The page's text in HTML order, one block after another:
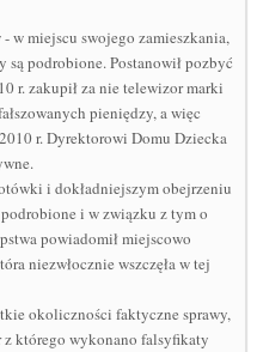
w miejscu swojego zamieszkania,
podrobione. Postanowił pozbyć
r. zakupił za nie telewizor marki
pieniędzy, a więc
r. Dyrektorowi Domu Dziecka
i dokładniejszym obejrzeniu
i w związku z tym o
powiadomił miejscowo
niezwłocznie wszczęła w tej
okoliczności faktyczne sprawy,
którego wykonano falsyfikaty